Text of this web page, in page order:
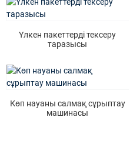
Үлкен пакеттерді тексеру
таразысы
Көп науаны салмақ сұрыптау
машинасы